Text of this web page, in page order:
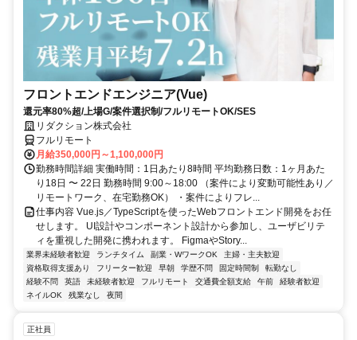
フロントエンドエンジニア(Vue)
還元率80%超/上場G/案件選択制/フルリモートOK/SES
リダクション株式会社
フルリモート
月給350,000円～1,100,000円
勤務時間詳細 実働時間：1日あたり8時間 平均勤務日数：1ヶ月あた
り18日 〜 22日 勤務時間 9:00～18:00 （案件により変動可能性あり／
リモートワーク、在宅勤務OK） ・案件によりフレ...
仕事内容 Vue.js／TypeScriptを使ったWebフロントエンド開発をお任
せします。 UI設計やコンポーネント設計から参加し、ユーザビリテ
ィを重視した開発に携われます。 FigmaやStory...
業界未経験者歓迎 ランチタイム 副業・WワークOK
主婦・主夫歓迎
資格取得支援あり
フリーター歓迎 早朝 学歴不問 固定時間制
転勤なし
経験不問
英語 未経験者歓迎 フルリモート 交通費全額支給 午前
経験者歓迎
ネイルOK
残業なし 夜間
正社員